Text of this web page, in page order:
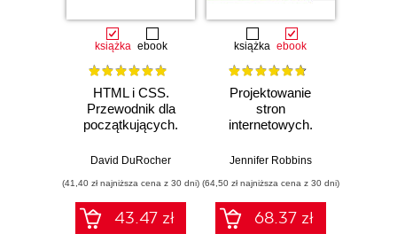
książka ebook
HTML i CSS.
Przewodnik dla
początkujących.
kodowania i
responsywnych
stron
internetowych
David DuRocher
(41,40 zł najniższa cena z 30 dni)
43.47 zł
książka ebook
Projektowanie
stron
internetowych.
początkujących
HTML5, CSS3 i
grafice. Wydanie V
Jennifer Robbins
(64,50 zł najniższa cena z 30 dni)
68.37 zł